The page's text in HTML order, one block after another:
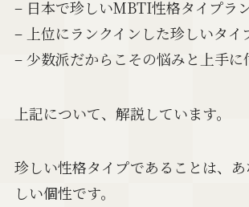
– 日本で珍しいMBTI性格タイプラ
– 上位にランクインした珍しいタイ
– 少数派だからこその悩みと上手に
上記について、解説しています。
珍しい性格タイプであることは、
しい個性です。